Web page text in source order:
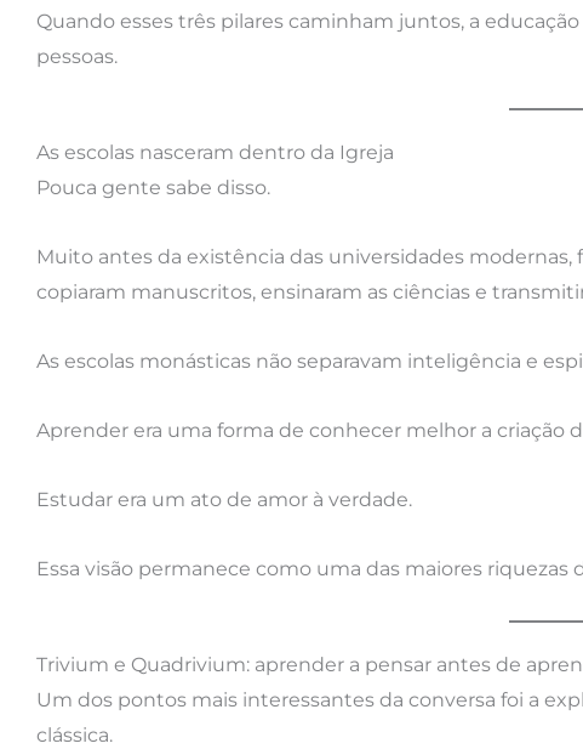
Quando esses três pilares caminham juntos, a
pessoas.
As escolas nasceram dentro da Igreja
Pouca gente sabe disso.
Muito antes da existência das universidades
copiaram manuscritos, ensinaram as ciências e
As escolas monásticas não separavam inteligência e
Aprender era uma forma de conhecer melhor a criação
Estudar era um ato de amor à verdade.
Essa visão permanece como uma das maiores riquezas
Trivium e Quadrivium: aprender a pensar antes de
Um dos pontos mais interessantes da conversa foi a
clássica.